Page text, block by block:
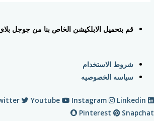
قم بتحميل الابلكيشن الخاص بنا من جوجل
شروط الاستخدام
سياسه الخصوصيه
Youtube Instagram
Linkedin
Pinterest
Snapchat